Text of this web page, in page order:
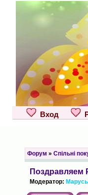
Вход
Форум » Спільні
Поздравляем
Модератор: